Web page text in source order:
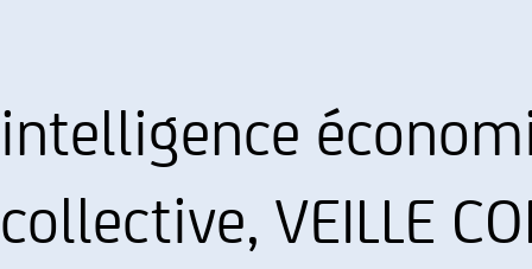
intelligence
collective, VEILLE